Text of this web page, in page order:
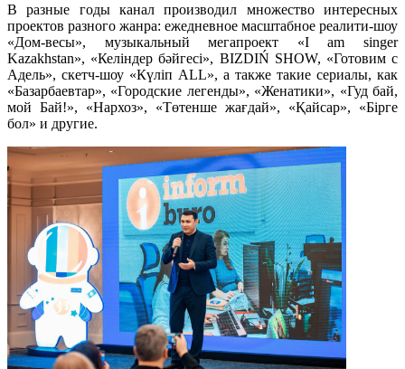
В разные годы канал производил множество интересных
проектов разного жанра: ежедневное масштабное реалити-шоу
«Дом-весы», музыкальный мегапроект «I am singer
Kazakhstan», «Келіндер бәйгесі», BІZDІŃ SHOW, «Готовим с
Адель», скетч-шоу «Күліп ALL», а также такие сериалы, как
«Базарбаевтар», «Городские легенды», «Женатики», «Гуд бай,
мой Бай!», «Нархоз», «Төтенше жағдай», «Қайсар», «Бірге
бол» и другие.